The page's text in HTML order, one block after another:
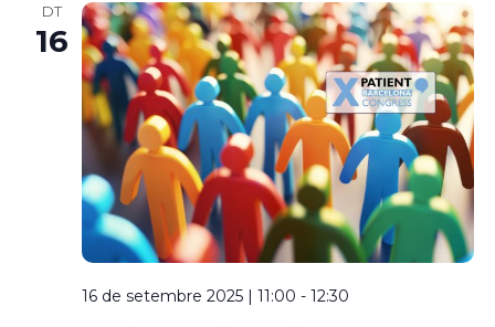
DT
16
16 de setembre 2025 | 11:00 - 12:30